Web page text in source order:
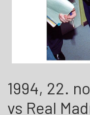
1994, 22.
vs Real